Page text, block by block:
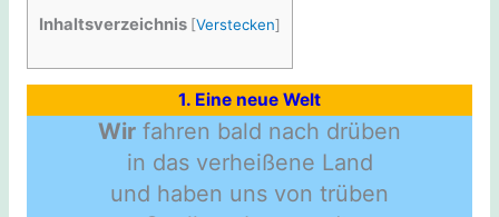
Inhaltsverzeichnis [Verstecken]
1. Eine neue Welt
Wir fahren bald nach drüben
in das verheißene Land
und haben uns von trüben